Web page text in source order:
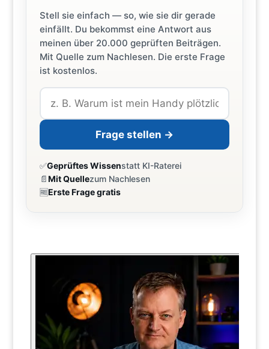
Stell sie einfach — so, wie sie dir gerade
einfällt. Du bekommst eine Antwort aus
meinen über 20.000 geprüften Beiträgen.
Mit Quelle zum Nachlesen. Die erste Frage
ist kostenlos.
Frage stellen →
✅Geprüftes Wissenstatt KI-Raterei
📄Mit Quellezum Nachlesen
🆓Erste Frage gratis